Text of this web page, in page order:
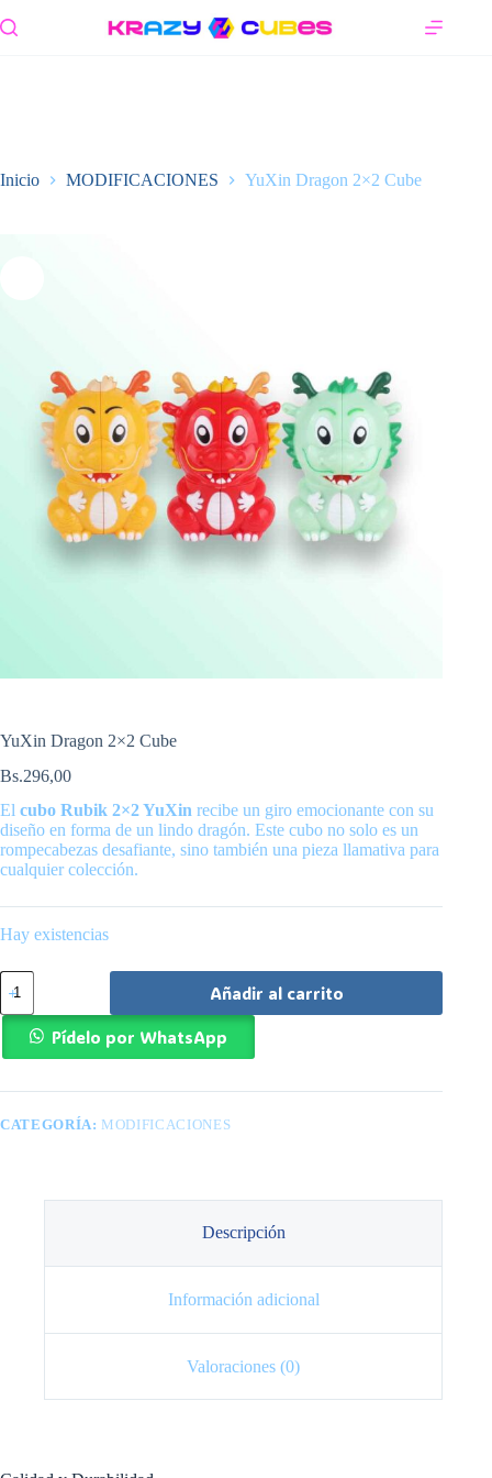
al
Inicio MODIFICACIONES YuXin Dragon 2×2 Cube
YuXin Dragon 2×2 Cube
Bs.296,00
El cubo Rubik 2×2 YuXin recibe un giro emocionante con su
diseño en forma de un lindo dragón. Este cubo no solo es un
rompecabezas desafiante, sino también una pieza llamativa para
cualquier colección.
Hay existencias
YuXin
Dragon
2x2
Cube
cantidad
Añadir al carrito
Pídelo por WhatsApp
CATEGORÍA: MODIFICACIONES
Descripción
Información adicional
Valoraciones (0)